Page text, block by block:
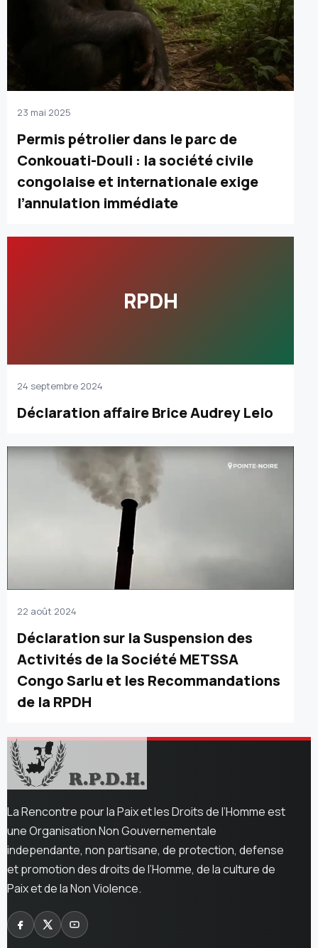
23 mai 2025
Permis pétrolier dans le parc de
Conkouati-Douli : la société civile
congolaise et internationale exige
l’annulation immédiate
RPDH
24 septembre 2024
Déclaration affaire Brice Audrey Lelo
22 août 2024
Déclaration sur la Suspension des
Activités de la Société METSSA
Congo Sarlu et les Recommandations
de la RPDH
La Rencontre pour la Paix et les Droits de l’Homme est
une Organisation Non Gouvernementale
independante, non partisane, de protection, defense
et promotion des droits de l’Homme, de la culture de
Paix et de la Non Violence.